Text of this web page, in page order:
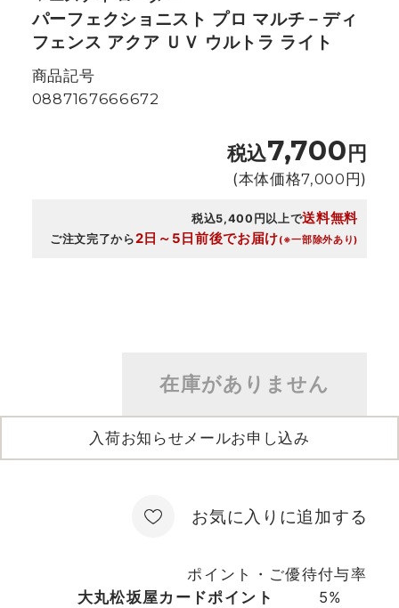
パーフェクショニスト プロ マルチ－ディ
フェンス アクア ＵＶ ウルトラ ライト
商品記号
0887167666672
税込7,700 円
(本体価格7,000 円)
税込5,400円以上で送料無料
ご注文完了から2日～5日前後でお届け(※一部除外あり)
入荷お知らせメールお申し込み
在庫がありません
お気に入りに追加する
ポイント・ご優待付与率
大丸松坂屋カードポイント
5%